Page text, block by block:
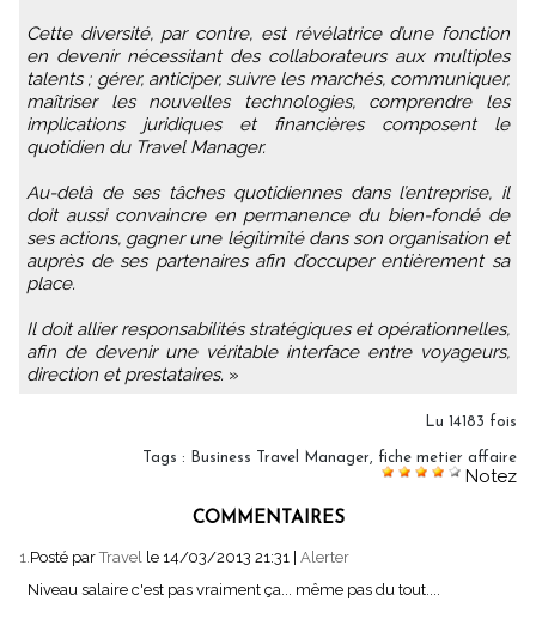
Cette diversité, par contre, est révélatrice d’une fonction
en devenir nécessitant des collaborateurs aux multiples
talents ; gérer, anticiper, suivre les marchés, communiquer,
maîtriser les nouvelles technologies, comprendre les
implications juridiques et financières composent le
quotidien du Travel Manager.
Au-delà de ses tâches quotidiennes dans l’entreprise, il
doit aussi convaincre en permanence du bien-fondé de
ses actions, gagner une légitimité dans son organisation et
auprès de ses partenaires afin d’occuper entièrement sa
place.
Il doit allier responsabilités stratégiques et opérationnelles,
afin de devenir une véritable interface entre voyageurs,
direction et prestataires. »
Lu 14183 fois
Tags : Business Travel Manager, fiche metier affaire
Notez
COMMENTAIRES
1. Posté parTravel le 14/03/2013 21:31
Alerter
Niveau salaire c'est pas vraiment ça... même pas du tout....